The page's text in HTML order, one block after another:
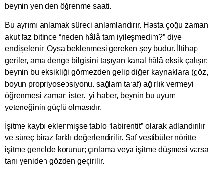
beynin yeniden öğrenme saati.
Bu ayrımı anlamak süreci anlamlandırır. Hasta çoğu zaman
akut faz bitince “neden hâlâ tam iyileşmedim?” diye
endişelenir. Oysa beklenmesi gereken şey budur. İltihap
geriler, ama denge bilgisini taşıyan kanal hâlâ eksik çalışır;
beynin bu eksikliği görmezden gelip diğer kaynaklara (göz,
boyun propriyosepsiyonu, sağlam taraf) ağırlık vermeyi
öğrenmesi zaman ister. İyi haber, beynin bu uyum
yeteneğinin güçlü olmasıdır.
İşitme kaybı eklenmişse tablo “labirentit” olarak adlandırılır
ve süreç biraz farklı değerlendirilir. Saf vestibüler nöritte
işitme genelde korunur; çınlama veya işitme düşmesi varsa
tanı yeniden gözden geçirilir.